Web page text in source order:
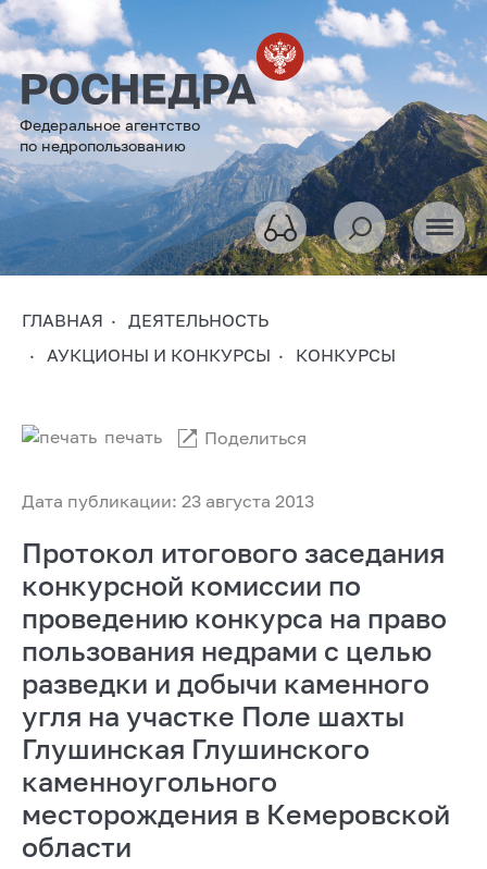
Федеральное агентство
по недропользованию
ГЛАВНАЯ
ДЕЯТЕЛЬНОСТЬ
АУКЦИОНЫ И КОНКУРСЫ
КОНКУРСЫ
Дата публикации: 23 августа 2013
печать Поделиться
Протокол итогового заседания
конкурсной комиссии по
проведению конкурса на право
пользования недрами с целью
разведки и добычи каменного
угля на участке Поле шахты
Глушинская Глушинского
каменноугольного
месторождения в Кемеровской
области